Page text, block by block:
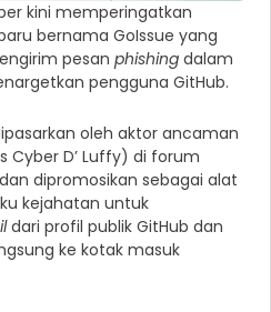
kini memperingatkan
bernama GoIssue yang
pesan phishing dalam
pengguna GitHub.
oleh aktor ancaman
Cyber D’ Luffy) di forum
dipromosikan sebagai alat
kejahatan untuk
dari profil publik GitHub dan
ke kotak masuk